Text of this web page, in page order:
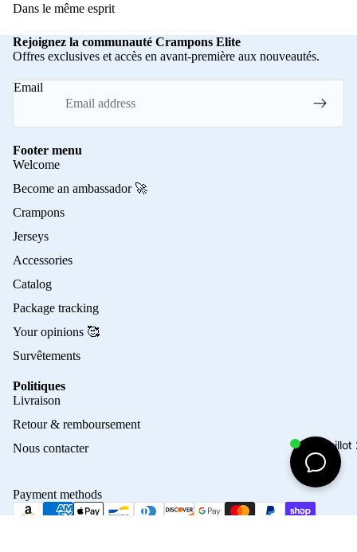
Dans le même esprit
Rejoignez la communauté Crampons Elite
Offres exclusives et accès en avant-première aux nouveautés.
Email
Footer menu
Welcome
Become an ambassador 🚀
Crampons
Jerseys
Accessories
Catalog
Package tracking
Your opinions 🥰
Survêtements
Politiques
Livraison
Retour & remboursement
Nous contacter
Payment methods
Terms of sale